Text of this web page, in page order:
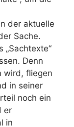
der aktuelle
Sache.
„Sachtexte“
Denn
wird, fliegen
in seiner
noch ein
er
in